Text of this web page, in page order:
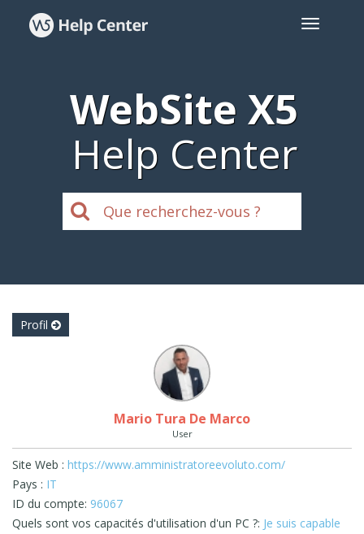
WebSite X5
Help Center
Profil
Mario Tura De Marco
User
Site Web : https://www.amministratoreevoluto.com/
Pays : IT
ID du compte: 96067
Quels sont vos capacités d'utilisation d'un PC ?: Je suis capable